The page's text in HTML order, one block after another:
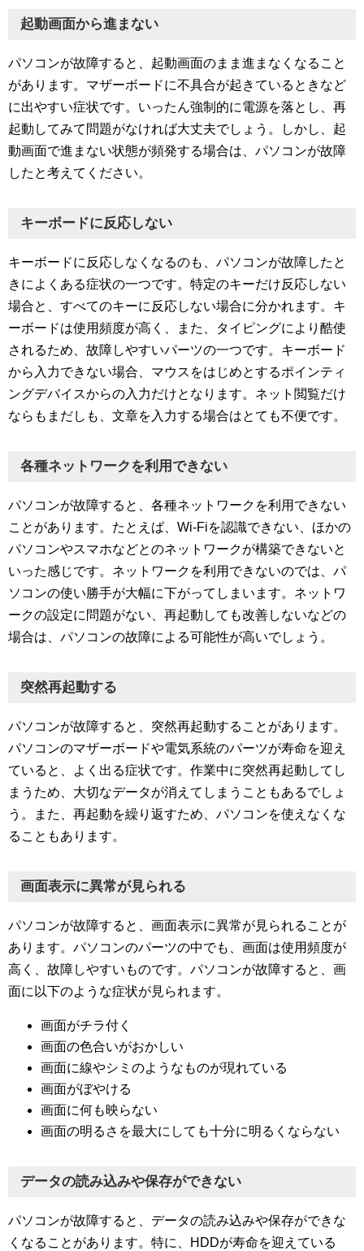
起動画面から進まない
パソコンが故障すると、起動画面のまま進まなくなること
があります。マザーボードに不具合が起きているときなど
に出やすい症状です。いったん強制的に電源を落とし、再
起動してみて問題がなければ大丈夫でしょう。しかし、起
動画面で進まない状態が頻発する場合は、パソコンが故障
したと考えてください。
キーボードに反応しない
キーボードに反応しなくなるのも、パソコンが故障したと
きによくある症状の一つです。特定のキーだけ反応しない
場合と、すべてのキーに反応しない場合に分かれます。キ
ーボードは使用頻度が高く、また、タイピングにより酷使
されるため、故障しやすいパーツの一つです。キーボード
から入力できない場合、マウスをはじめとするポインティ
ングデバイスからの入力だけとなります。ネット閲覧だけ
ならもまだしも、文章を入力する場合はとても不便です。
各種ネットワークを利用できない
パソコンが故障すると、各種ネットワークを利用できない
ことがあります。たとえば、Wi-Fiを認識できない、ほかの
パソコンやスマホなどとのネットワークが構築できないと
いった感じです。ネットワークを利用できないのでは、パ
ソコンの使い勝手が大幅に下がってしまいます。ネットワ
ークの設定に問題がない、再起動しても改善しないなどの
場合は、パソコンの故障による可能性が高いでしょう。
突然再起動する
パソコンが故障すると、突然再起動することがあります。
パソコンのマザーボードや電気系統のパーツが寿命を迎え
ていると、よく出る症状です。作業中に突然再起動してし
まうため、大切なデータが消えてしまうこともあるでしょ
う。また、再起動を繰り返すため、パソコンを使えなくな
ることもあります。
画面表示に異常が見られる
パソコンが故障すると、画面表示に異常が見られることが
あります。パソコンのパーツの中でも、画面は使用頻度が
高く、故障しやすいものです。パソコンが故障すると、画
面に以下のような症状が見られます。
画面がチラ付く
画面の色合いがおかしい
画面に線やシミのようなものが現れている
画面がぼやける
画面に何も映らない
画面の明るさを最大にしても十分に明るくならない
データの読み込みや保存ができない
パソコンが故障すると、データの読み込みや保存ができな
くなることがあります。特に、HDDが寿命を迎えている